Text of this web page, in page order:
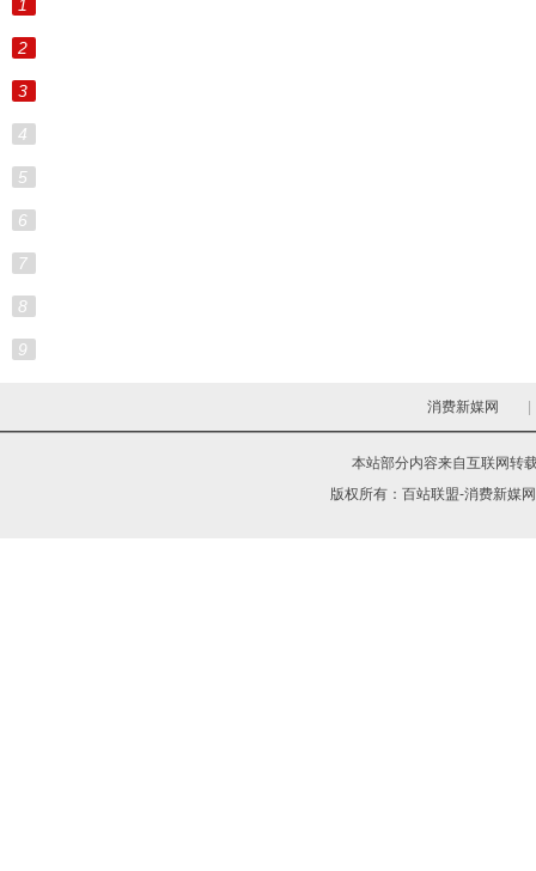
1
2
3
4
5
6
7
8
9
消费新媒网
本站部分内容来自互联网转
版权所有： 百站联盟-消费新媒网